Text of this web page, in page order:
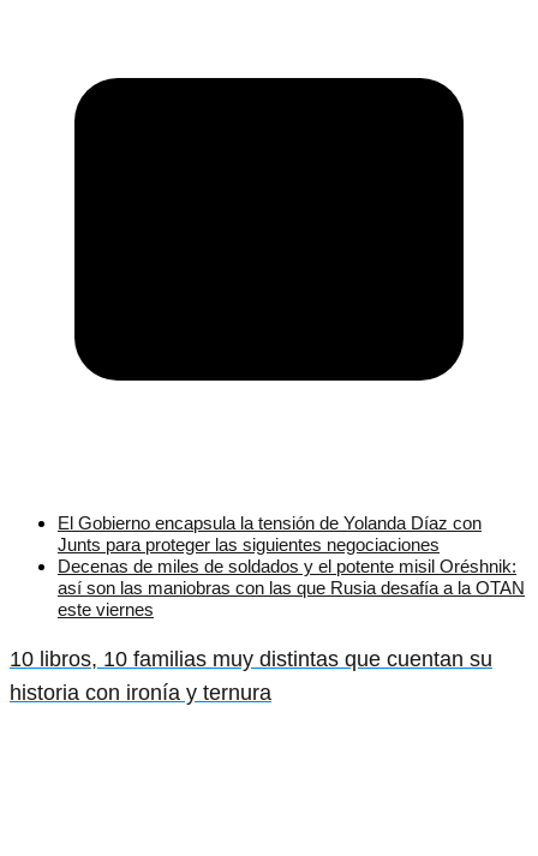
El Gobierno encapsula la tensión de Yolanda Díaz con
Junts para proteger las siguientes negociaciones
Decenas de miles de soldados y el potente misil Oréshnik:
así son las maniobras con las que Rusia desafía a la OTAN
este viernes
10 libros, 10 familias muy distintas que cuentan su
historia con ironía y ternura